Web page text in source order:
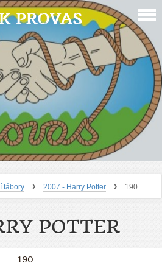
PROVAS
tábory › 2007 - Harry Potter › 190
POTTER
190